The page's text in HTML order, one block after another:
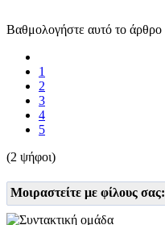
Βαθμολογήστε αυτό το άρθρο
1
2
3
4
5
(2 ψήφοι)
Μοιραστείτε με φίλους σας: